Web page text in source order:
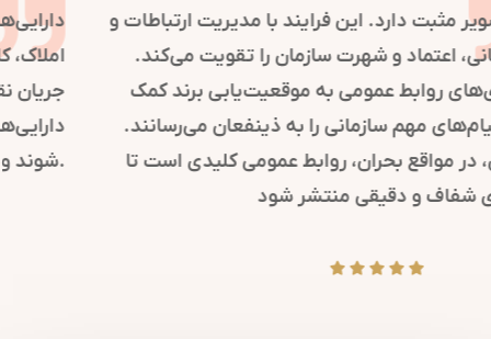
حفظ تصویر مثبت دارد. این فرایند با مدیریت ارتباطات و
اطلاع‌رسانی، اعتماد و شهرت سازمان را تقویت می‌کند.
استراتژی‌های روابط عمومی به موقعیت‌یابی برند کمک
کرده و پیام‌های مهم سازمانی را به ذینفعان می‌رسانند.
همچنین، در مواقع بحران، روابط عمومی کلیدی است تا
پیام‌های شفاف و دقیقی منتشر شود.